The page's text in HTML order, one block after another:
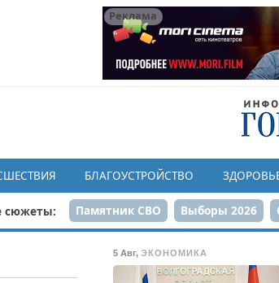
Реклама
БЛАГОУСТРОЙСТВО
сюжеты: Памятник СВО Выборы 2026
5 Авг,ЭКОНОМИКА